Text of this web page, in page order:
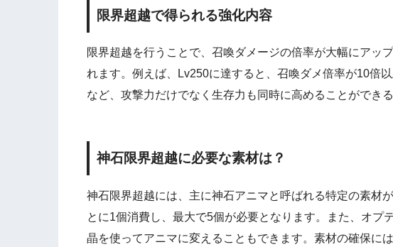
限界超越で得られる強化内容
限界超越を行うことで、召喚ダメージの倍率が大幅にアッ
れます。例えば、Lv250に達すると、召喚ダメ倍率が10倍
など、攻撃力だけでなく生存力も同時に高めることができ
神石限界超越に必要な素材は？
神石限界超越には、主に神石アニマと呼ばれる特定の素材
とに1個消費し、最大で5個が必要となります。また、オプ
晶を使ってアニマに変えることもできます。素材の確保に